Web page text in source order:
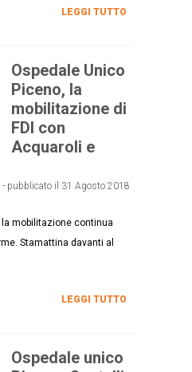
LEGGI TUTTO
Ospedale Unico
Piceno, la
mobilitazione di
FDI con
Acquaroli e
pubblicato il 31 Agosto 2018
mobilitazione continua
Stamattina davanti al
LEGGI TUTTO
Ospedale unico